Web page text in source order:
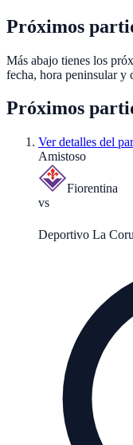
Próximos
Más abajo tienes los
fecha, hora peninsular y
Próximos
Ver detalles del
Amistoso
Fiorentina
vs
Deportivo La